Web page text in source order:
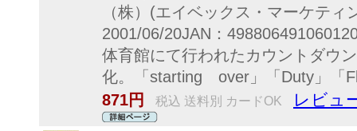
（株）(エイベックス・マーケテ
2001/06/20JAN：
体育館にて行われたカウントダウ
化。「starting over」「Duty」
871円
税込 送料別 カードOK レビュ